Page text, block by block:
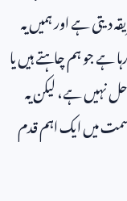
دیتی ہے اور ہمیں یہ
ہے جو ہم چاہتے ہیں یا
نہیں ہے، لیکن یہ
سمت میں ایک اہم قدم